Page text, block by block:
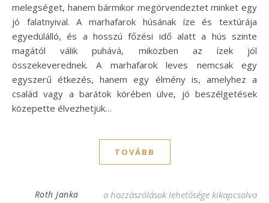
melegséget, hanem bármikor megörvendeztet minket egy
jó falatnyival. A marhafarok húsának íze és textúrája
egyedülálló, és a hosszú főzési idő alatt a hús szinte
magától válik puhává, miközben az ízek jól
összekeverednek. A marhafarok leves nemcsak egy
egyszerű étkezés, hanem egy élmény is, amelyhez a
család vagy a barátok körében ülve, jó beszélgetések
közepette élvezhetjük…
TOVÁBB
Roth Janka Marhafarok leves recept – ízletes és
a hozzászólások lehetősége kikapcsolva